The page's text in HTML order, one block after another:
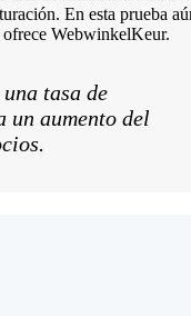
En esta prueba
WebwinkelKeur.
tasa de
un aumento del